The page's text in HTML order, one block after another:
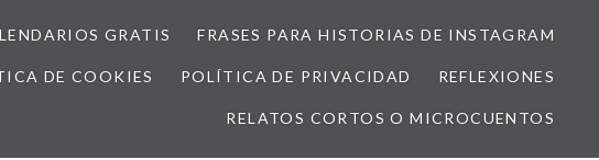
GRATIS FRASES PARA HISTORIAS DE INSTAGRAM
DE COOKIES POLÍTICA DE PRIVACIDAD REFLEXIONES
RELATOS CORTOS O MICROCUENTOS